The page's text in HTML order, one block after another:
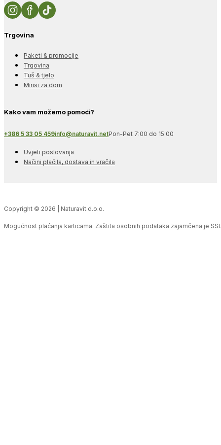
Trgovina
Paketi & promocije
Trgovina
Tuš & tjelo
Mirisi za dom
Kako vam možemo pomoći?
+386 5 33 05 459info@naturavit.netPon-Pet 7:00 do 15:00
Uvjeti poslovanja
Načini plačila, dostava in vračila
Copyright © 2026 | Naturavit d.o.o.
Mogućnost plaćanja karticama. Zaštita osobnih podataka zajamčena je